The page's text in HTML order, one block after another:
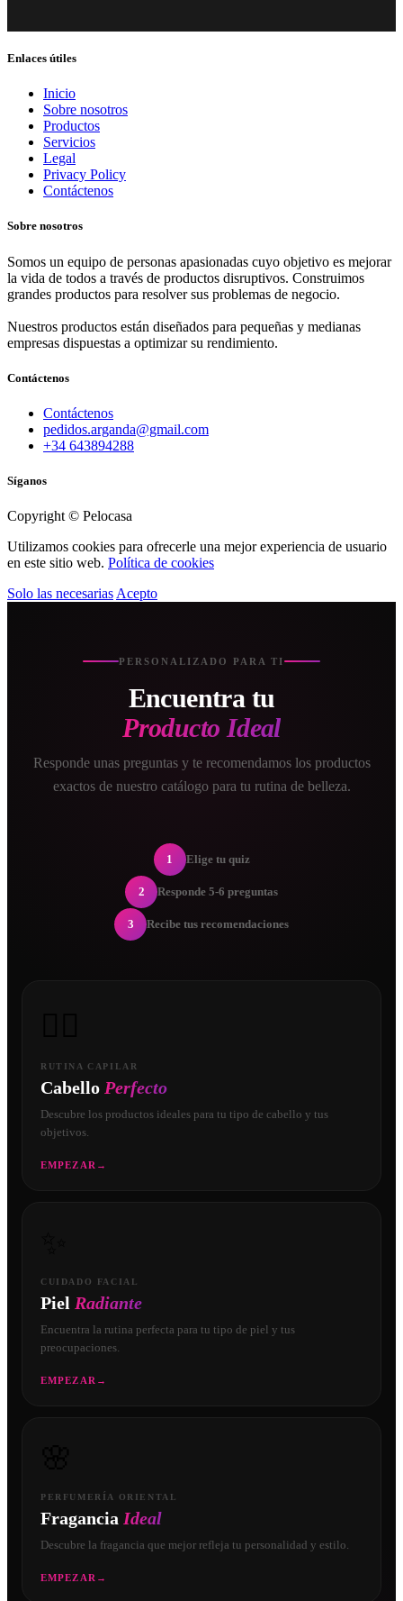
Enlaces útiles
Inicio
Sobre nosotros
Productos
Servicios
Legal
Privacy Policy
Contáctenos
Sobre nosotros
Somos un equipo de personas apasionadas cuyo objetivo es mejorar
la vida de todos a través de productos disruptivos. Construimos
grandes productos para resolver sus problemas de negocio.
Nuestros productos están diseñados para pequeñas y medianas
empresas dispuestas a optimizar su rendimiento.
Contáctenos
Contáctenos
pedidos.arganda@gmail.com
+34 643894288
Síganos
Copyright © Pelocasa
Utilizamos cookies para ofrecerle una mejor experiencia de usuario
en este sitio web. Política de cookies
Solo las necesarias Acepto
PERSONALIZADO PARA TI
Encuentra tu
Producto Ideal
Responde unas preguntas y te recomendamos los productos
exactos de nuestro catálogo para tu rutina de belleza.
1 Elige tu quiz
2 Responde 5-6 preguntas
3 Recibe tus recomendaciones
RUTINA CAPILAR
Cabello Perfecto
Descubre los productos ideales para tu tipo de cabello y tus
objetivos.
EMPEZAR →
CUIDADO FACIAL
Piel Radiante
Encuentra la rutina perfecta para tu tipo de piel y tus
preocupaciones.
EMPEZAR →
PERFUMERÍA ORIENTAL
Fragancia Ideal
Descubre la fragancia que mejor refleja tu personalidad y estilo.
EMPEZAR →